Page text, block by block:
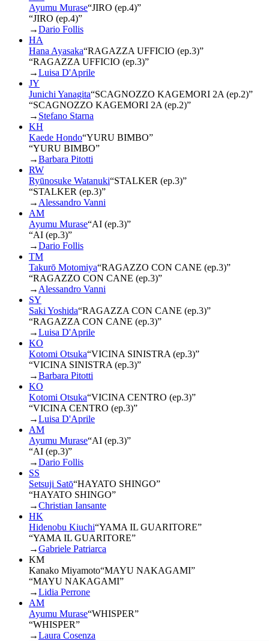
Ayumu Murase“JIRO (ep.4)”
“JIRO (ep.4)”
→Dario Follis
HA
Hana Ayasaka“RAGAZZA UFFICIO (ep.3)”
“RAGAZZA UFFICIO (ep.3)”
→Luisa D'Aprile
JY
Junichi Yanagita“SCAGNOZZO KAGEMORI 2A (ep.2)”
“SCAGNOZZO KAGEMORI 2A (ep.2)”
→ Stefano Starna
KH
Kaede Hondo“YURU BIMBO”
“YURU BIMBO”
→Barbara Pitotti
RW
Ryūnosuke Watanuki“STALKER (ep.3)”
“STALKER (ep.3)”
→ Alessandro Vanni
AM
Ayumu Murase“AI (ep.3)”
“AI (ep.3)”
→Dario Follis
TM
Takurō Motomiya“RAGAZZO CON CANE (ep.3)”
“RAGAZZO CON CANE (ep.3)”
→ Alessandro Vanni
SY
Saki Yoshida“RAGAZZA CON CANE (ep.3)”
“RAGAZZA CON CANE (ep.3)”
→Luisa D'Aprile
KO
Kotomi Otsuka“VICINA SINISTRA (ep.3)”
“VICINA SINISTRA (ep.3)”
→Barbara Pitotti
KO
Kotomi Otsuka“VICINA CENTRO (ep.3)”
“VICINA CENTRO (ep.3)”
→Luisa D'Aprile
AM
Ayumu Murase“AI (ep.3)”
“AI (ep.3)”
→Dario Follis
SS
Setsuji Satō“HAYATO SHINGO”
“HAYATO SHINGO”
→Christian Iansante
HK
Hidenobu Kiuchi“YAMA IL GUARITORE”
“YAMA IL GUARITORE”
→Gabriele Patriarca
KM
Kanako Miyamoto“MAYU NAKAGAMI”
“MAYU NAKAGAMI”
→Lidia Perrone
AM
Ayumu Murase“WHISPER”
“WHISPER”
→Laura Cosenza